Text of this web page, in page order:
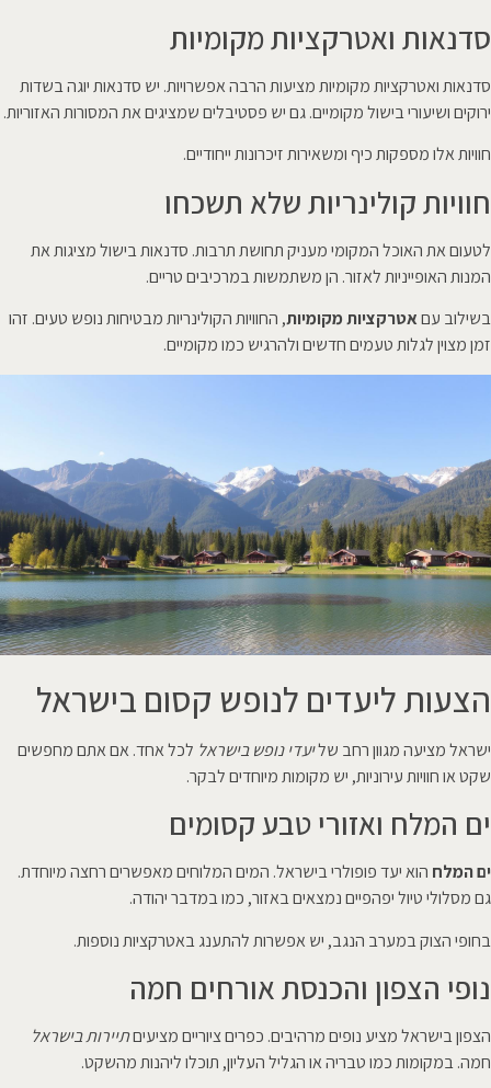
סדנאות ואטרקציות מקומיות
סדנאות ואטרקציות מקומיות מציעות הרבה אפשרויות. יש סדנאות יוגה בשדות
ירוקים ושיעורי בישול מקומיים. גם יש פסטיבלים שמציגים את המסורות האזוריות.
חוויות אלו מספקות כיף ומשאירות זיכרונות ייחודיים.
חוויות קולינריות שלא תשכחו
לטעום את האוכל המקומי מעניק תחושת תרבות. סדנאות בישול מציגות את
המנות האופייניות לאזור. הן משתמשות במרכיבים טריים.
בשילוב עםאטרקציות מקומיות, החוויות הקולינריות מבטיחות נופש טעים. זהו
זמן מצוין לגלות טעמים חדשים ולהרגיש כמו מקומיים.
הצעות ליעדים לנופש קסום בישראל
ישראל מציעה מגוון רחב שליעדי נופש בישראל לכל אחד. אם אתם מחפשים
שקט או חוויות עירוניות, יש מקומות מיוחדים לבקר.
ים המלח ואזורי טבע קסומים
ים המלח הוא יעד פופולרי בישראל. המים המלוחים מאפשרים רחצה מיוחדת.
גם מסלולי טיול יפהפיים נמצאים באזור, כמו במדבר יהודה.
בחופי הצוק במערב הנגב, יש אפשרות להתענג באטרקציות נוספות.
נופי הצפון והכנסת אורחים חמה
הצפון בישראל מציע נופים מרהיבים. כפרים ציוריים מציעיםתיירות בישראל
חמה. במקומות כמו טבריה או הגליל העליון, תוכלו ליהנות מהשקט.